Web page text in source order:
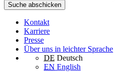
Suche abschicken
Kontakt
Karriere
Presse
Über uns in leichter Sprache
DE Deutsch
EN English